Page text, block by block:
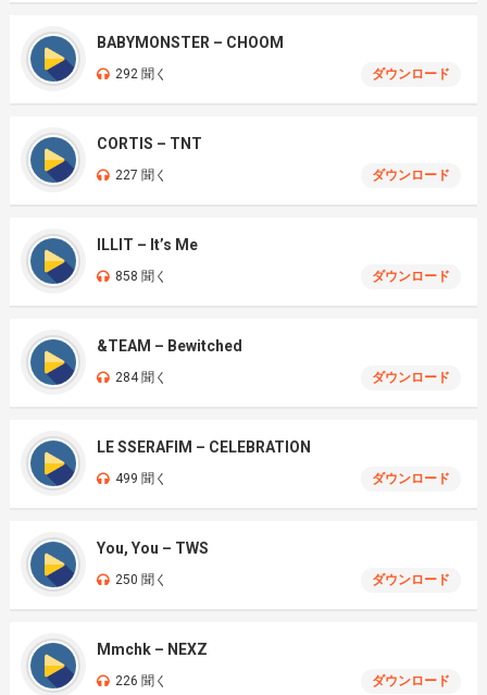
BABYMONSTER – CHOOM
292 聞く ダウンロード
CORTIS – TNT
227 聞く ダウンロード
ILLIT – It’s Me
858 聞く ダウンロード
&TEAM – Bewitched
284 聞く ダウンロード
LE SSERAFIM – CELEBRATION
499 聞く ダウンロード
You, You – TWS
250 聞く ダウンロード
Mmchk – NEXZ
226 聞く ダウンロード